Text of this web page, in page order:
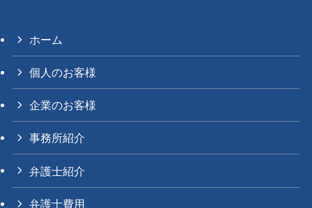
ホーム
個人のお客様
企業のお客様
事務所紹介
弁護士紹介
弁護士費用